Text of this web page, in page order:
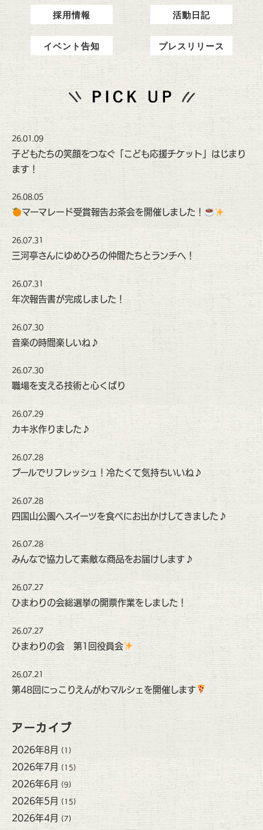
採用情報 活動日記
イベント告知 プレスリリース
26.01.09
子どもたちの笑顔をつなぐ「こども応援チケット」はじまり
ます！
26.08.05
マーマレード受賞報告お茶会を開催しました！
26.07.31
三河亭さんにゆめひろの仲間たちとランチへ！
26.07.31
年次報告書が完成しました！
26.07.30
音楽の時間楽しいね♪
26.07.30
職場を支える技術と心くばり
26.07.29
カキ氷作りました♪
26.07.28
プールでリフレッシュ！冷たくて気持ちいいね♪
26.07.28
四国山公園へスイーツを食べにお出かけしてきました♪
26.07.28
みんなで協力して素敵な商品をお届けします♪
26.07.27
ひまわりの会総選挙の開票作業をしました！
26.07.27
ひまわりの会 第1回役員会
26.07.21
第48回にっこりえんがわマルシェを開催します
アーカイブ
2026年8月 (1)
2026年7月 (15)
2026年6月 (9)
2026年5月 (15)
2026年4月 (7)